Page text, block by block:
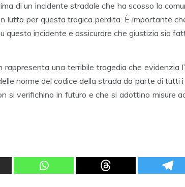
di un incidente stradale che ha scosso la
lutto per questa tragica perdita. È importante
questo incidente e assicurare che giustizia sia
una terribile tragedia che evidenzia
norme del codice della strada da parte di tutti i
si verifichino in futuro e che si adottino misure